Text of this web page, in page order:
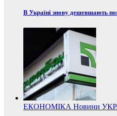
В Україні знову дешевшають
ЕКОНОМІКА Новини